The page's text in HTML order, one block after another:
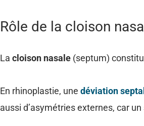
Rôle de la cloison
La cloison nasale (septum)
En rhinoplastie, une déviation
aussi d’asymétries externes, car